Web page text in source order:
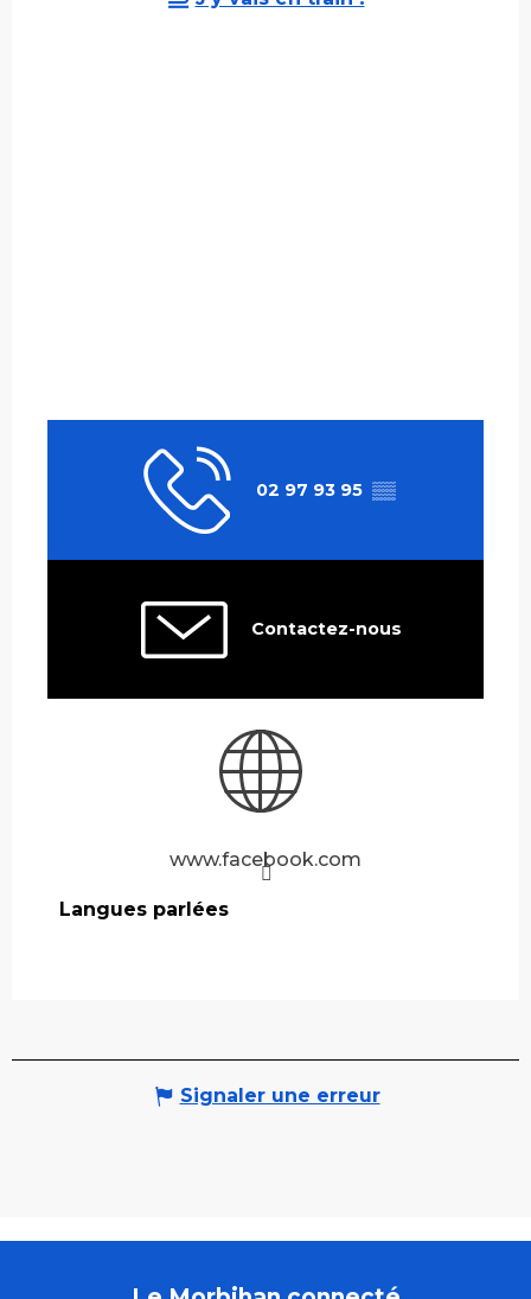
02 97 93 95 ▒▒
Contactez-nous
www.facebook.com
Langues parlées
Langues parlées
Signaler une erreur